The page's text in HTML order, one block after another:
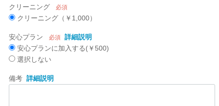
クリーニング 必須
クリーニング（￥1,000）
安心プラン 必須 詳細説明
安心プランに加入する(￥500)
選択しない
備考 詳細説明